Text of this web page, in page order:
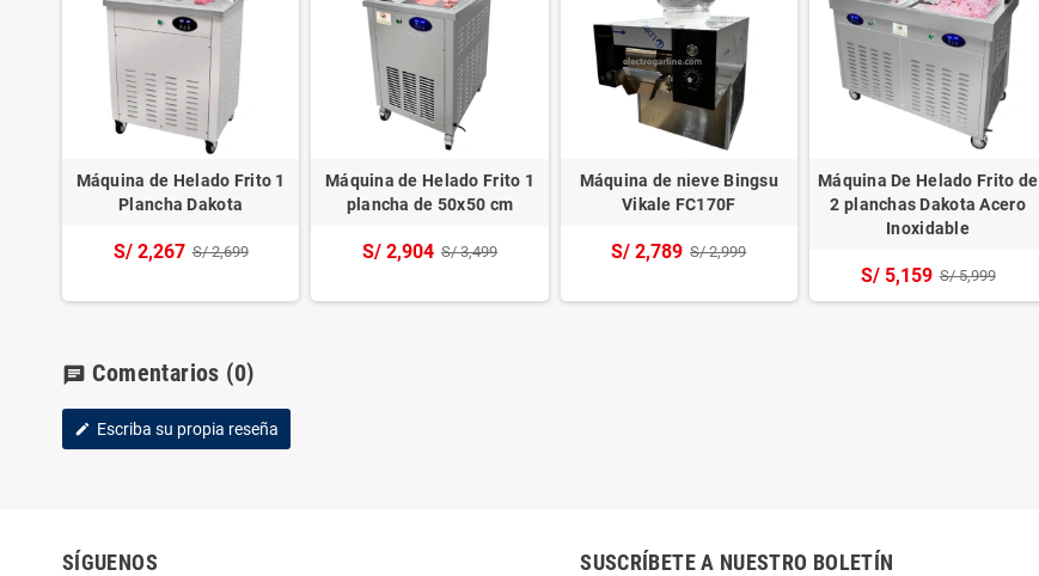
Máquina de Helado Frito 1
Plancha Dakota
S/ 2,267 S/ 2,699
Máquina de Helado Frito 1
plancha de 50x50 cm
S/ 2,904 S/ 3,499
Máquina de nieve Bingsu
Vikale FC170F
S/ 2,789 S/ 2,999
Máquina De Helado Frito de
2 planchas Dakota Acero
Inoxidable
S/ 5,159 S/ 5,999
chat Comentarios (0)
edit Escriba su propia reseña
SÍGUENOS SUSCRÍBETE A NUESTRO BOLETÍN